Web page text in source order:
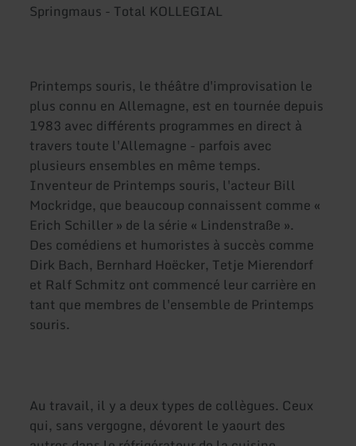
Springmaus - Total KOLLEGIAL
Printemps souris, le théâtre d'improvisation le
plus connu en Allemagne, est en tournée depuis
1983 avec différents programmes en direct à
travers toute l'Allemagne - parfois avec
plusieurs ensembles en même temps.
Inventeur de Printemps souris, l'acteur Bill
Mockridge, que beaucoup connaissent comme «
Erich Schiller » de la série « Lindenstraße ».
Des comédiens et humoristes à succès comme
Dirk Bach, Bernhard Hoëcker, Tetje Mierendorf
et Ralf Schmitz ont commencé leur carrière en
tant que membres de l'ensemble de Printemps
souris.
Au travail, il y a deux types de collègues. Ceux
qui, sans vergogne, dévorent le yaourt des